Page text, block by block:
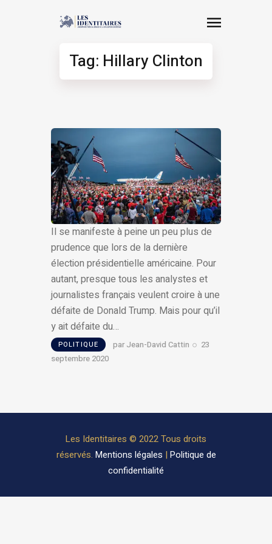
Tag: Hillary Clinton
Il se manifeste à peine un peu plus de
prudence que lors de la dernière
élection présidentielle américaine. Pour
autant, presque tous les analystes et
journalistes français veulent croire à une
défaite de Donald Trump. Mais pour qu’il
y ait défaite du…
POLITIQUE par Jean-David Cattin
23
septembre 2020
Les Identitaires © 2022 Tous droits
réservés. Mentions légales | Politique de
confidentialité